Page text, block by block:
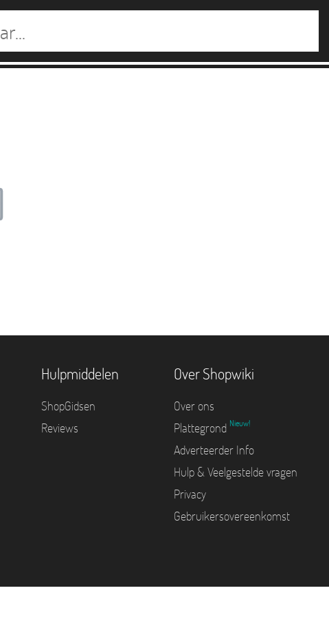
Hulpmiddelen
ShopGidsen
Reviews
Over Shopwiki
Over ons
Plattegrond Nieuw!
Adverteerder Info
Hulp & Veelgestelde vragen
Privacy
Gebruikersovereenkomst